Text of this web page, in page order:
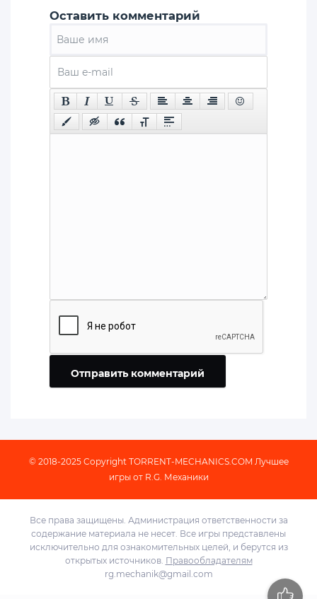
Оставить комментарий
Отправить комментарий
© 2018-2025 Copyright TORRENT-MECHANICS.COM Лучшее
игры от R.G. Механики
Все права защищены. Администрация ответственности за
содержание материала не несет. Все игры представлены
исключительно для ознакомительных целей, и берутся из
открытых источников. Правообладателям
rg.mechanik@gmail.com